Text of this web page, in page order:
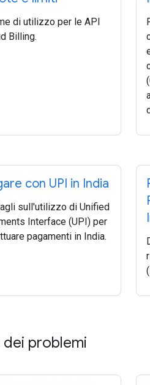
di utilizzo per le API
Billing.
con UPI in India
sull'utilizzo di Unified
Interface (UPI) per
pagamenti in India.
problemi